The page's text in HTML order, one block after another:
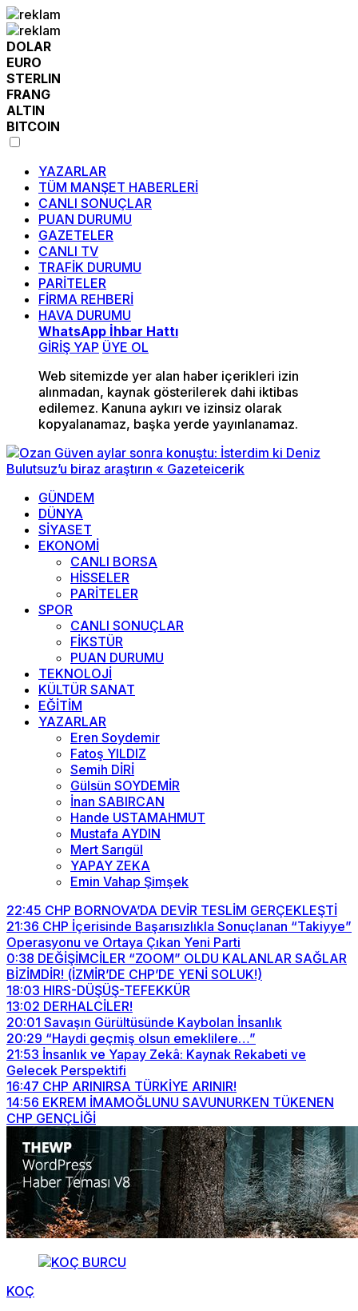
DOLAR
EURO
STERLIN
FRANG
ALTIN
BITCOIN
YAZARLAR
TÜM MANŞET HABERLERİ
CANLI SONUÇLAR
PUAN DURUMU
GAZETELER
CANLI TV
TRAFİK DURUMU
PARİTELER
FİRMA REHBERİ
HAVA DURUMU
WhatsApp İhbar Hattı
GİRİŞ YAP ÜYE OL
Web sitemizde yer alan haber içerikleri izin
alınmadan, kaynak gösterilerek dahi iktibas
edilemez. Kanuna aykırı ve izinsiz olarak
kopyalanamaz, başka yerde yayınlanamaz.
GÜNDEM
DÜNYA
SİYASET
EKONOMİ
CANLI BORSA
HİSSELER
PARİTELER
SPOR
CANLI SONUÇLAR
FİKSTÜR
PUAN DURUMU
TEKNOLOJİ
KÜLTÜR SANAT
EĞİTİM
YAZARLAR
Eren Soydemir
Fatoş YILDIZ
Semih DİRİ
Gülsün SOYDEMİR
İnan SABIRCAN
Hande USTAMAHMUT
Mustafa AYDIN
Mert Sarıgül
YAPAY ZEKA
Emin Vahap Şimşek
22:45 CHP BORNOVA’DA DEVİR TESLİM GERÇEKLEŞTİ
21:36 CHP İçerisinde Başarısızlıkla Sonuçlanan “Takiyye”
Operasyonu ve Ortaya Çıkan Yeni Parti
0:38 DEĞİŞİMCİLER “ZOOM” OLDU KALANLAR SAĞLAR
BİZİMDİR! (İZMİR’DE CHP’DE YENİ SOLUK!)
18:03 HIRS-DÜŞÜŞ-TEFEKKÜR
13:02 DERHALCİLER!
20:01 Savaşın Gürültüsünde Kaybolan İnsanlık
20:29 “Haydi geçmiş olsun emeklilere…”
21:53 İnsanlık ve Yapay Zekâ: Kaynak Rekabeti ve
Gelecek Perspektifi
16:47 CHP ARINIRSA TÜRKİYE ARINIR!
14:56 EKREM İMAMOĞLUNU SAVUNURKEN TÜKENEN
CHP GENÇLİĞİ
KOÇ